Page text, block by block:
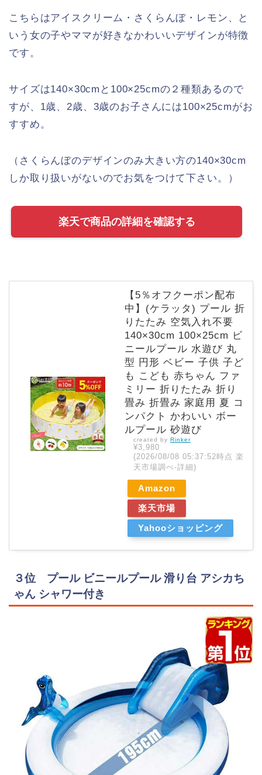
こちらはアイスクリーム・さくらんぼ・レモン、と
いう女の子やママが好きなかわいいデザインが特徴
です。
サイズは140×30cmと100×25cmの２種類あるので
すが、1歳、2歳、3歳のお子さんには100×25cmがお
すすめ。
（さくらんぼのデザインのみ大きい方の140×30cm
しか取り扱いがないのでお気をつけて下さい。）
楽天で商品の詳細を確認する
【5％オフクーポン配布
中】(ケラッタ) プール 折
りたたみ 空気入れ不要
140×30cm 100×25cm ビ
ニールプール 水遊び 丸
型 円形 ベビー 子供 子ど
も こども 赤ちゃん ファ
ミリー 折りたたみ 折り
畳み 折畳み 家庭用 夏 コ
ンパクト かわいい ボー
ルプール 砂遊び
created by Rinker
¥3,980
(2026/08/08 05:37:52時点 楽
天市場調べ-詳細)
Amazon
楽天市場
Yahooショッピング
３位 プール ビニールプール 滑り台 アシカち
ゃん シャワー付き